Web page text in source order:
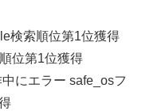
検索順位第1位獲得
位第1位獲得
にエラー safe_osフ